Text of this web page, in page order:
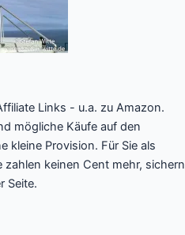
Links - u.a. zu Amazon.
mögliche Käufe auf den
kleine Provision. Für Sie als
keinen Cent mehr, sichern
Seite.